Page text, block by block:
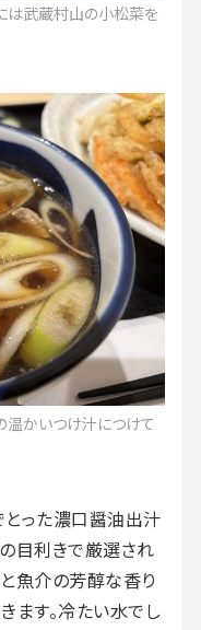
は武蔵村山の小松菜を
温かいつけ汁につけて
った濃口醤油出汁
目利きで厳選され
魚介の芳醇な香り
ます。冷たい水でし